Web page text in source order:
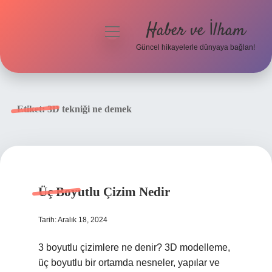
menüyü
Haber ve İlham
Güncel hikayelerle dünyaya bağlan!
Etiket:3D tekniği ne demek
Üç Boyutlu Çizim Nedir
Tarih: Aralık 18, 2024
3 boyutlu çizimlere ne denir? 3D modelleme,
üç boyutlu bir ortamda nesneler, yapılar ve